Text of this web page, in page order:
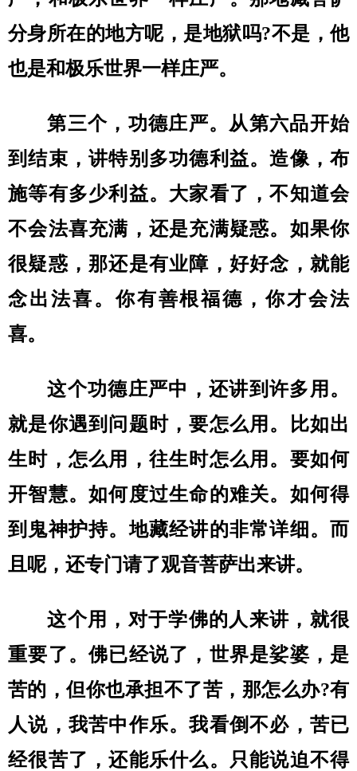
分身所在的地方呢，是地狱吗?不是，他
也是和极乐世界一样庄严。
第三个，功德庄严。从第六品开始
到结束，讲特别多功德利益。造像，布
施等有多少利益。大家看了，不知道会
不会法喜充满，还是充满疑惑。如果你
很疑惑，那还是有业障，好好念，就能
念出法喜。你有善根福德，你才会法
喜。
这个功德庄严中，还讲到许多用。
就是你遇到问题时，要怎么用。比如出
生时，怎么用，往生时怎么用。要如何
开智慧。如何度过生命的难关。如何得
到鬼神护持。地藏经讲的非常详细。而
且呢，还专门请了观音菩萨出来讲。
这个用，对于学佛的人来讲，就很
重要了。佛已经说了，世界是娑婆，是
苦的，但你也承担不了苦，那怎么办?有
人说，我苦中作乐。我看倒不必，苦已
经很苦了，还能乐什么。只能说迫不得